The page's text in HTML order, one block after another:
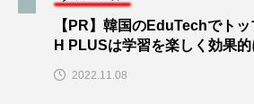
【PR】韓国のEduTechでト
H PLUSは学習を楽しく効果
2022.11.08